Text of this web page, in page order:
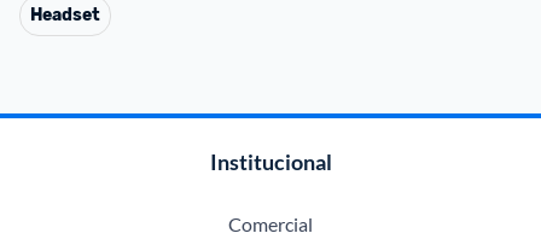
Headset
Institucional
Comercial